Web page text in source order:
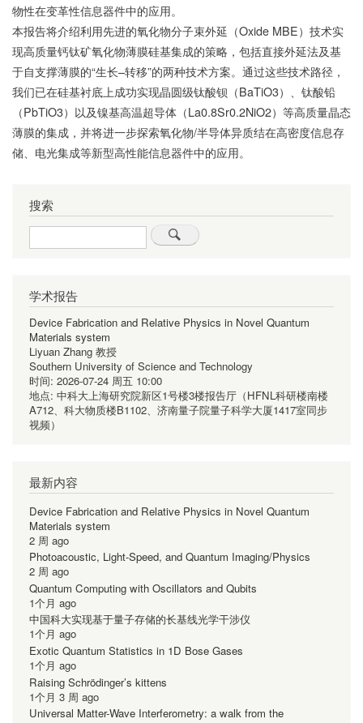
物性在变革性信息器件中的应用。
本报告将介绍利用先进的氧化物分子束外延（Oxide MBE）技术实
现高质量钙钛矿氧化物薄膜硅基集成的策略，包括直接外延法及基
于自支撑薄膜的“生长–转移”的两种技术方案。通过这些技术路径，
我们已在硅基衬底上成功实现晶圆级钛酸钡（BaTiO3）、钛酸铅
（PbTiO3）以及镍基高温超导体（La0.8Sr0.2NiO2）等高质量晶态
薄膜的集成，并将进一步探索氧化物/半导体异质结在高密度信息存
储、电光集成等新型高性能信息器件中的应用。
搜索
Search
学术报告
Device Fabrication and Relative Physics in Novel Quantum
Materials system
Liyuan Zhang 教授
Southern University of Science and Technology
时间: 2026-07-24 周五 10:00
地点: 中科大上海研究院新区1号楼3楼报告厅（HFNL科研楼南楼
A712、科大物质楼B1102、济南量子院量子科学大厦1417室同步
视频）
最新内容
Device Fabrication and Relative Physics in Novel Quantum
Materials system
2 周 ago
Photoacoustic, Light-Speed, and Quantum Imaging/Physics
2 周 ago
Quantum Computing with Oscillators and Qubits
1个月 ago
中国科大实现基于量子存储的长基线光学干涉仪
1个月 ago
Exotic Quantum Statistics in 1D Bose Gases
1个月 ago
Raising Schrödinger’s kittens
1个月 3 周 ago
Universal Matter-Wave Interferometry: a walk from the